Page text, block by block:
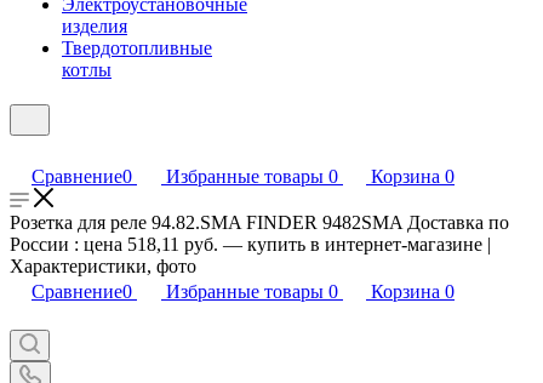
Электроустановочные
изделия
Твердотопливные
котлы
Сравнение0 Избранные товары 0 Корзина 0
Розетка для реле 94.82.SMA FINDER 9482SMA Доставка по
России : цена 518,11 руб. — купить в интернет-магазине |
Характеристики, фото
Сравнение0 Избранные товары 0 Корзина 0